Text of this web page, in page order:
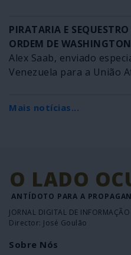
PIRATARIA E
ORDEM DE WASHINGTON
Alex Saab, enviado
Venezuela para a União
Mais notícias...
O LADO
ANTÍDOTO PARA A
JORNAL DIGITAL DE
Director: José Goulão
Sobre Nós